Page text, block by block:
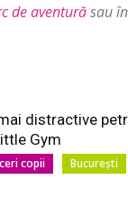
de aventurăsau
distractive
Gym
copii București